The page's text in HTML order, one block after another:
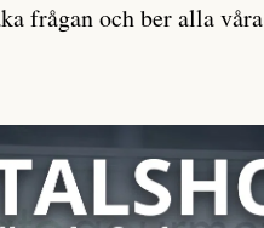
frågan och ber alla våra